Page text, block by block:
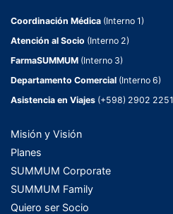
Coordinación Médica (Interno 1)
Atención al Socio (Interno 2)
FarmaSUMMUM (Interno 3)
Departamento Comercial (Interno 6)
Asistencia en Viajes (+598) 2902 2251
Misión y Visión
Planes
SUMMUM Corporate
SUMMUM Family
Quiero ser Socio